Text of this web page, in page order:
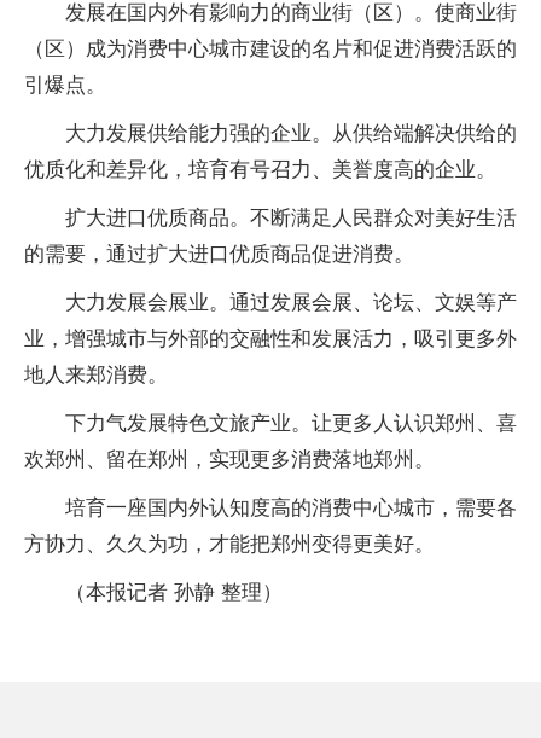
发展在国内外有影响力的商业街（区）。使商业街
（区）成为消费中心城市建设的名片和促进消费活跃的
引爆点。
大力发展供给能力强的企业。从供给端解决供给的
优质化和差异化，培育有号召力、美誉度高的企业。
扩大进口优质商品。不断满足人民群众对美好生活
的需要，通过扩大进口优质商品促进消费。
大力发展会展业。通过发展会展、论坛、文娱等产
业，增强城市与外部的交融性和发展活力，吸引更多外
地人来郑消费。
下力气发展特色文旅产业。让更多人认识郑州、喜
欢郑州、留在郑州，实现更多消费落地郑州。
培育一座国内外认知度高的消费中心城市，需要各
方协力、久久为功，才能把郑州变得更美好。
（本报记者 孙静 整理）